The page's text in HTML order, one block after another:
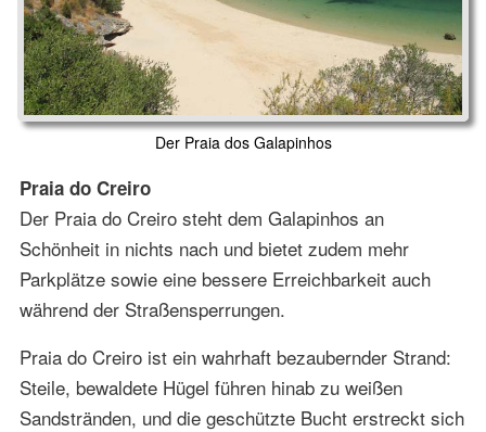
Der Praia dos Galapinhos
Praia do Creiro
Der Praia do Creiro steht dem Galapinhos an
Schönheit in nichts nach und bietet zudem mehr
Parkplätze sowie eine bessere Erreichbarkeit auch
während der Straßensperrungen.
Praia do Creiro ist ein wahrhaft bezaubernder Strand:
Steile, bewaldete Hügel führen hinab zu weißen
Sandstränden, und die geschützte Bucht erstreckt sich